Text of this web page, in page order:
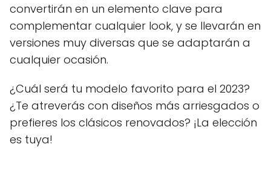
convertirán en un elemento clave para
complementar cualquier look, y se llevarán en
versiones muy diversas que se adaptarán a
cualquier ocasión.
¿Cuál será tu modelo favorito para el 2023?
¿Te atreverás con diseños más arriesgados o
prefieres los clásicos renovados? ¡La elección
es tuya!